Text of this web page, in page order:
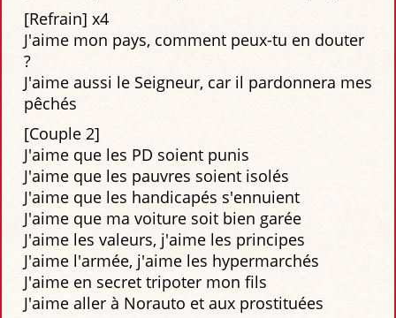
[Refrain] x4
J'aime mon pays, comment peux-tu en douter
?
J'aime aussi le Seigneur, car il pardonnera mes
pêchés
[Couple 2]
J'aime que les PD soient punis
J'aime que les pauvres soient isolés
J'aime que les handicapés s'ennuient
J'aime que ma voiture soit bien garée
J'aime les valeurs, j'aime les principes
J'aime l'armée, j'aime les hypermarchés
J'aime en secret tripoter mon fils
J'aime aller à Norauto et aux prostituées